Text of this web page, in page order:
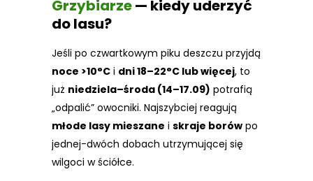
Grzybiarze— kiedy uderzyć
do lasu?
Jeśli po czwartkowym piku deszczu przyjdą
noce >10°C i dni 18–22°C lub więcej, to
już niedziela–środa (14–17.09) potrafią
„odpalić” owocniki. Najszybciej reagują
młode lasy mieszane i skraje borów po
jednej-dwóch dobach utrzymującej się
wilgoci w ściółce.